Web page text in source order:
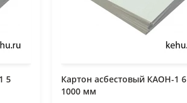
5
Картон асбестовый КАОН-1 6
1000 мм